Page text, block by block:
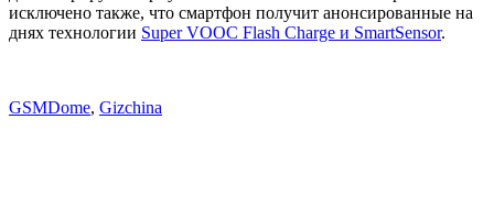
исключено также, что смартфон получит анонсированные на
днях технологии Super VOOC Flash Charge и SmartSensor.
GSMDome, Gizchina